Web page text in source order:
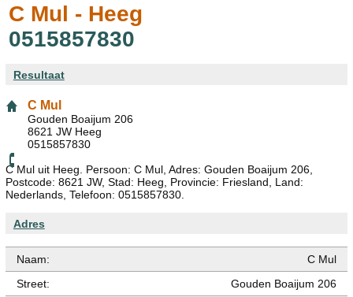
C Mul - Heeg
0515857830
Resultaat
C Mul
Gouden Boaijum 206
8621 JW Heeg
0515857830
C Mul uit Heeg. Persoon: C Mul, Adres: Gouden Boaijum 206,
Postcode: 8621 JW, Stad: Heeg, Provincie: Friesland, Land:
Nederlands, Telefoon: 0515857830.
Adres
Naam:
C Mul
Street:
Gouden Boaijum 206